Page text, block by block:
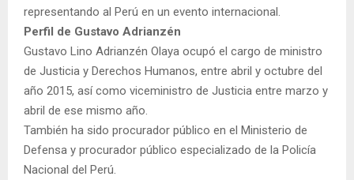
representando al Perú en un evento internacional.
Perfil de Gustavo Adrianzén
Gustavo Lino Adrianzén Olaya ocupó el cargo de ministro
de Justicia y Derechos Humanos, entre abril y octubre del
año 2015, así como viceministro de Justicia entre marzo y
abril de ese mismo año.
También ha sido procurador público en el Ministerio de
Defensa y procurador público especializado de la Policía
Nacional del Perú.